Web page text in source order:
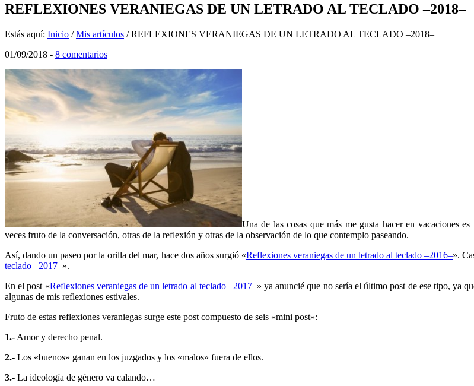
REFLEXIONES VERANIEGAS DE UN LETRADO AL TECLADO –2018–
Estás aquí: Inicio / Mis artículos /REFLEXIONES VERANIEGAS DE UN LETRADO AL TECLADO –2018–
01/09/2018 - 8 comentarios
Una de las cosas que más me gusta hacer en vacaciones
veces fruto de la conversación, otras de la reflexión y otras de la observación de lo que contemplo paseando.
Así, dando un paseo por la orilla del mar, hace dos años surgió «Reflexiones veraniegas de un letrado al teclado –2016–».
teclado –2017–».
En el post «Reflexiones veraniegas de un letrado al teclado –2017–» ya anuncié que no sería el último post de ese tipo, ya
algunas de mis reflexiones estivales.
Fruto de estas reflexiones veraniegas surge este post compuesto de seis «mini post»:
1.- Amor y derecho penal.
2.- Los «buenos» ganan en los juzgados y los «malos» fuera de ellos.
3.- La ideología de género va calando…